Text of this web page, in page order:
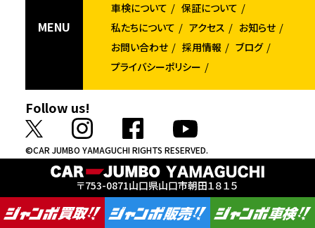
〒753-0871山口県山口市朝田１８１５
MENU
車検について
保証について
私たちについて
アクセス
お知らせ
お問い合わせ
採用情報
ブログ
プライバシーポリシー
Follow us!
©CAR JUMBO YAMAGUCHI RIGHTS RESERVED.